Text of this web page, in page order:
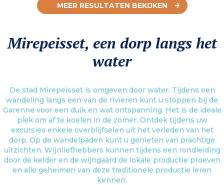
MEER RESULTATEN BEKIJKEN
Mirepeisset, een dorp langs het
water
De stad Mirepeisset is omgeven door water. Tijdens een
wandeling langs een van de rivieren kunt u stoppen bij de
Garenne voor een duik en wat ontspanning. Het is de ideale
plek om af te koelen in de zomer. Ontdek tijdens uw
excursies enkele overblijfselen uit het verleden van het
dorp. Op de wandelpaden kunt u genieten van prachtige
uitzichten. Wijnliefhebbers kunnen tijdens een rondleiding
door de kelder en de wijngaard de lokale productie proeven
en alle geheimen van deze traditionele productie leren
kennen.